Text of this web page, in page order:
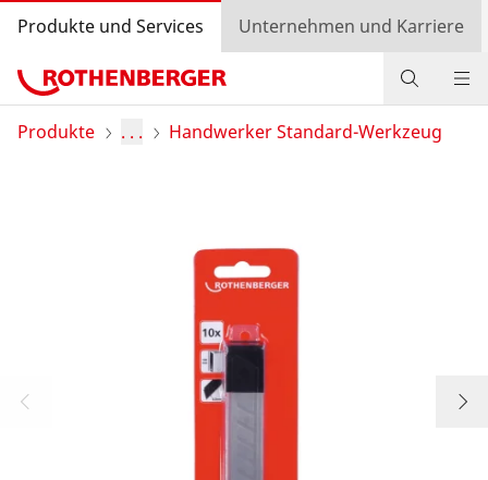
Produkte und Services Unternehmen und Karriere
Produkte
Login
Produkte . . . Handwerker Standard-Werkzeug